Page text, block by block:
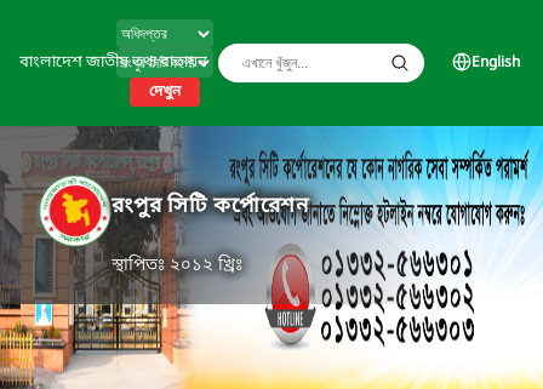
বাংলাদেশ জাতীয় তথ্য বাতায়ন
দেখুন
English
রংপুর সিটি কর্পোরেশন
স্থাপিতঃ ২০১২ খ্রিঃ